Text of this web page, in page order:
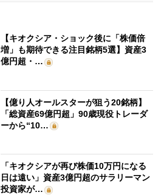
【キオクシア・ショック後に「株価倍
増」も期待できる注目銘柄5選】資産3
億円超・…
【億り人オールスターが狙う20銘柄】
「総資産69億円超」90歳現役トレーダ
ーから“10…
「キオクシアが再び株価10万円になる
日は遠い」資産3億円超のサラリーマン
投資家が…